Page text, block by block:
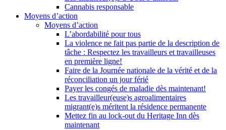
Cannabis responsable
Moyens d’action
Moyens d’action
L’abordabilité pour tous
La violence ne fait pas partie de la description de
tâche : Respectez les travailleurs et travailleuses
en première ligne!
Faire de la Journée nationale de la vérité et de la
réconciliation un jour férié
Payer les congés de maladie dès maintenant!
Les travailleur(euse)s agroalimentaires
migrant(e)s méritent la résidence permanente
Mettez fin au lock-out du Heritage Inn dès
maintenant